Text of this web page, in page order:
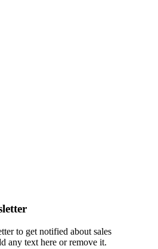
to get notified about sales
any text here or remove it.